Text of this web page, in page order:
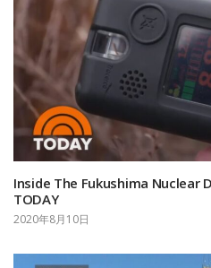
Inside The Fukushima Nuclear
TODAY
2020年8月10日